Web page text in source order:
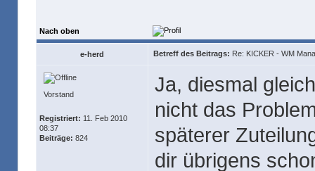
Nach oben
e-herd Betreff des Beitrags: Re: KICKER - WM
Vorstand
Registriert: 11. Feb 2010
08:37
Beiträge: 824
Ja, diesmal
nicht das
späterer
dir übrigens